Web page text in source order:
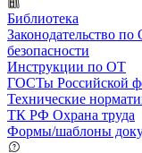
Библиотека
Законодательство
безопасности
Инструкции по ОТ
ГОСТы Российской
Технические
ТК РФ Охрана труда
Формы/шаблоны